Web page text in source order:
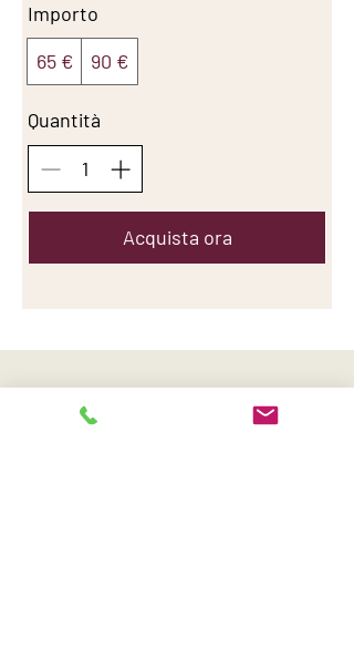
Importo
65 €
90 €
Quantità
Acquista ora